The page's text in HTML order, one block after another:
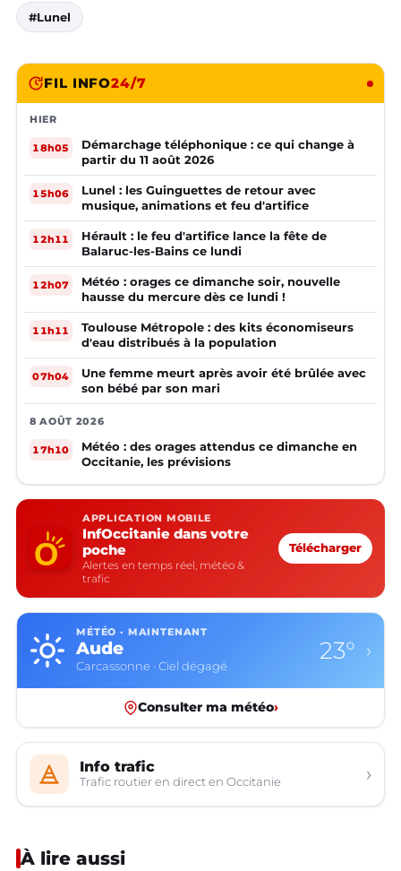
#Lunel
FIL INFO24/7
HIER
18h05
Démarchage téléphonique : ce qui change à
partir du 11 août 2026
15h06
Lunel : les Guinguettes de retour avec
musique, animations et feu d'artifice
12h11
Hérault : le feu d'artifice lance la fête de
Balaruc-les-Bains ce lundi
12h07
Météo : orages ce dimanche soir, nouvelle
hausse du mercure dès ce lundi !
11h11
Toulouse Métropole : des kits économiseurs
d'eau distribués à la population
07h04
Une femme meurt après avoir été brûlée avec
son bébé par son mari
8 AOÛT 2026
17h10
Météo : des orages attendus ce dimanche en
Occitanie, les prévisions
APPLICATION MOBILE
InfOccitanie dans votre
poche
Alertes en temps réel, météo &
trafic
Télécharger
MÉTÉO · MAINTENANT
Aude
Carcassonne · Ciel dégagé
23° ›
Consulter ma météo›
Info trafic
Trafic routier en direct en Occitanie ›
À lire aussi